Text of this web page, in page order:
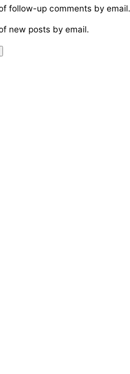
follow-up comments by email.
new posts by email.